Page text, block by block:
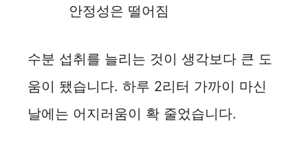
안정성은 떨어짐
수분 섭취를 늘리는 것이 생각보다 큰 도
움이 됐습니다. 하루 2리터 가까이 마신
날에는 어지러움이 확 줄었습니다.